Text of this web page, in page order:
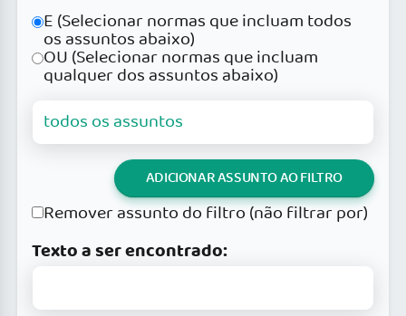
E (Selecionar normas que incluam todos
os assuntos abaixo)
OU (Selecionar normas que incluam
qualquer dos assuntos abaixo)
ADICIONAR ASSUNTO AO FILTRO
Remover assunto do filtro (não filtrar por)
Texto a ser encontrado: